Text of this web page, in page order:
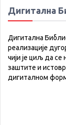
Дигитална
Дигитална
реализације
чији је циљ да се
заштите и
дигиталном